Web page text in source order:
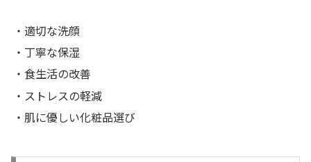
・適切な洗顔
・丁寧な保湿
・食生活の改善
・ストレスの軽減
・肌に優しい化粧品選び